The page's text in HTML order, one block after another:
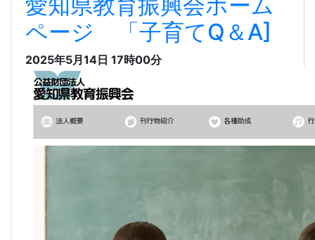
ページ 「子育てQ＆A]
2025年5月14日 17時00分